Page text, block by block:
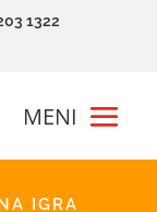
1322
IGRA